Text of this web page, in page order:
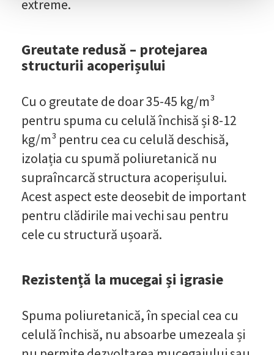
extreme.
Greutate redusă – protejarea
structurii acoperișului
Cu o greutate de doar 35-45 kg/m³
pentru spuma cu celulă închisă și 8-12
kg/m³ pentru cea cu celulă deschisă,
izolația cu spumă poliuretanică nu
supraîncarcă structura acoperișului.
Acest aspect este deosebit de important
pentru clădirile mai vechi sau pentru
cele cu structură ușoară.
Rezistență la mucegai și igrasie
Spuma poliuretanică, în special cea cu
celulă închisă, nu absoarbe umezeala și